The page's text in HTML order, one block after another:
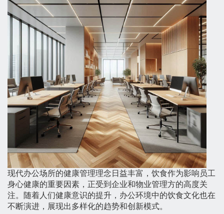
现代办公场所的健康管理理念日益丰富，饮食作为影响员工
身心健康的重要因素，正受到企业和物业管理方的高度关
注。随着人们健康意识的提升，办公环境中的饮食文化也在
不断演进，展现出多样化的趋势和创新模式。